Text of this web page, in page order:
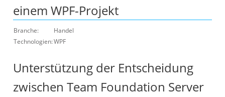
einem WPF-Projekt
Branche:
Handel
Technologien:WPF
Unterstützung der Entscheidung
zwischen Team Foundation Server